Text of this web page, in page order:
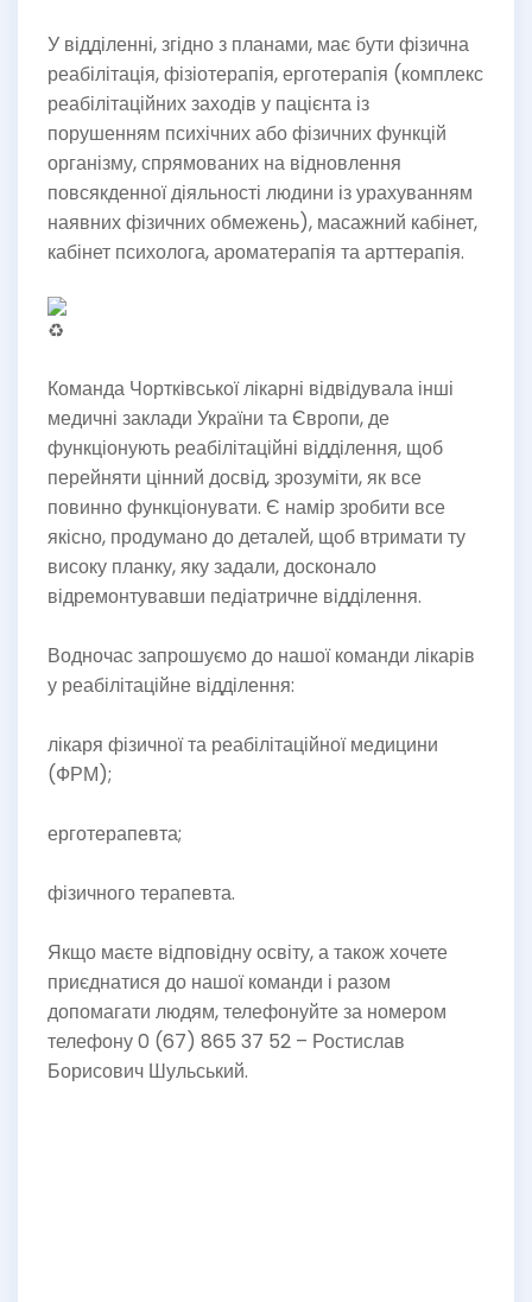
У відділенні, згідно з планами, має бути фізична
реабілітація, фізіотерапія, ерготерапія (комплекс
реабілітаційних заходів у пацієнта із
порушенням психічних або фізичних функцій
організму, спрямованих на відновлення
повсякденної діяльності людини із урахуванням
наявних фізичних обмежень), масажний кабінет,
кабінет психолога, ароматерапія та арттерапія.
Команда Чортківської лікарні відвідувала інші
медичні заклади України та Європи, де
функціонують реабілітаційні відділення, щоб
перейняти цінний досвід, зрозуміти, як все
повинно функціонувати. Є намір зробити все
якісно, продумано до деталей, щоб втримати ту
високу планку, яку задали, досконало
відремонтувавши педіатричне відділення.
Водночас запрошуємо до нашої команди лікарів
у реабілітаційне відділення:
лікаря фізичної та реабілітаційної медицини
(ФРМ);
ерготерапевта;
фізичного терапевта.
Якщо маєте відповідну освіту, а також хочете
приєднатися до нашої команди і разом
допомагати людям, телефонуйте за номером
телефону 0 (67) 865 37 52 – Ростислав
Борисович Шульський.